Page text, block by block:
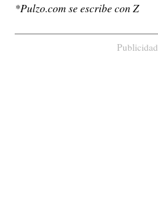
*Pulzo.com se escribe con Z
Publicidad